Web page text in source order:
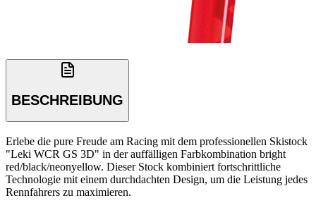
BESCHREIBUNG
Erlebe die pure Freude am Racing mit dem professionellen Skistock
"Leki WCR GS 3D" in der auffälligen Farbkombination bright
red/black/neonyellow. Dieser Stock kombiniert fortschrittliche
Technologie mit einem durchdachten Design, um die Leistung jedes
Rennfahrers zu maximieren.